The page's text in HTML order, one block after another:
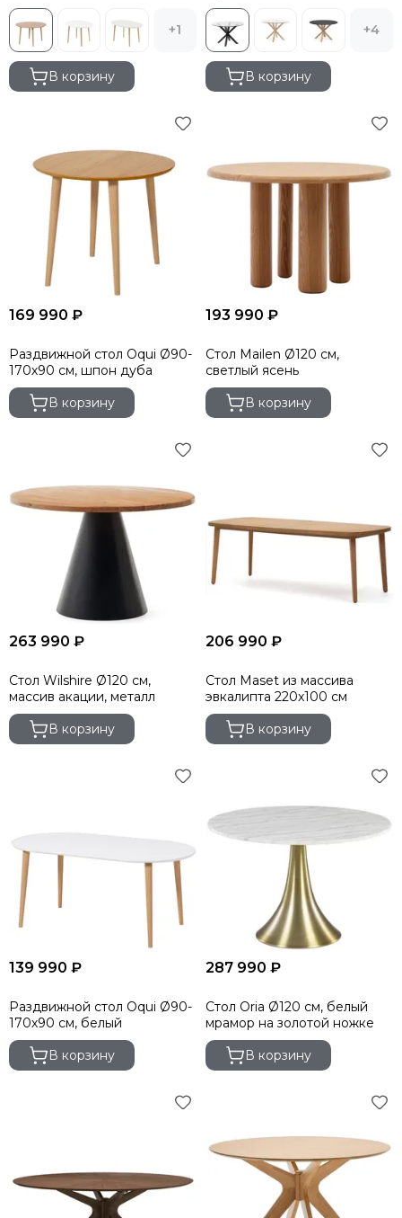
+1
В корзину
+4
В корзину
169 990 ₽
Раздвижной стол Oqui Ø90-
170х90 см, шпон дуба
В корзину
193 990 ₽
Стол Mailen Ø120 см,
светлый ясень
В корзину
263 990 ₽
Стол Wilshire Ø120 см,
массив акации, металл
В корзину
206 990 ₽
Стол Maset из массива
эвкалипта 220x100 см
В корзину
139 990 ₽
Раздвижной стол Oqui Ø90-
170х90 см, белый
В корзину
287 990 ₽
Стол Oria Ø120 см, белый
мрамор на золотой ножке
В корзину